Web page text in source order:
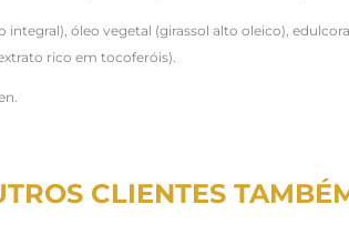
integral), óleo vegetal (girassol alto oleico),
rico em tocoferóis).
CLIENTES